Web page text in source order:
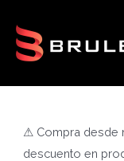
contenido
⚠ Compra desde
descuento en